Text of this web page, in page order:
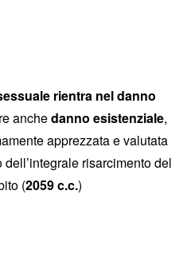
rientra nel danno
anchedanno esistenziale,
apprezzata e valutata
risarcimento del
(2059 c.c.)